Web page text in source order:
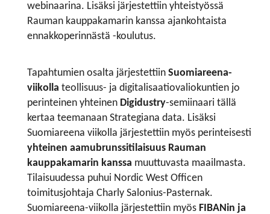
webinaarina. Lisäksi järjestettiin yhteistyössä
Rauman kauppakamarin kanssa ajankohtaista
ennakkoperinnästä -koulutus.
Tapahtumien osalta järjestettiin Suomiareena-
viikolla teollisuus- ja digitalisaatiovaliokuntien jo
perinteinen yhteinen Digidustry-semiinaari tällä
kertaa teemanaan Strategiana data. Lisäksi
Suomiareena viikolla järjestettiin myös perinteisesti
yhteinen aamubrunssitilaisuus Rauman
kauppakamarin kanssa muuttuvasta maailmasta.
Tilaisuudessa puhui Nordic West Officen
toimitusjohtaja Charly Salonius-Pasternak.
Suomiareena-viikolla järjestettiin myös FIBANin ja